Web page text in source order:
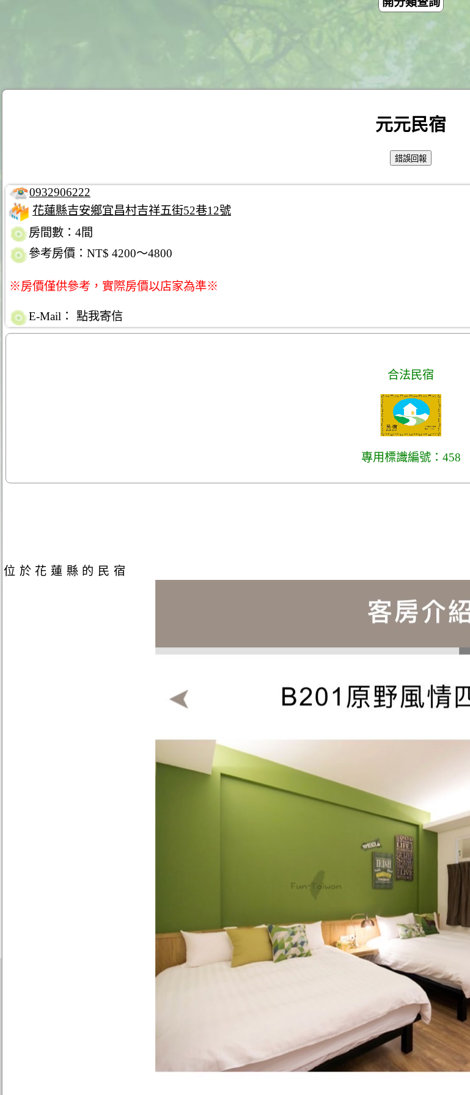
元元民宿
0932906222
花蓮縣吉安鄉宜昌村吉祥五街52巷12號
房間數：4間
參考房價：NT$ 4200～4800
※房價僅供參考，實際房價以店家為準※
E-Mail： 點我寄信
合法民宿
專用標識編號：458
位於花蓮縣的民宿